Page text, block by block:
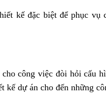
kế đặc biệt để phục vụ
công việc đòi hỏi cấu
kế dự án cho đến những